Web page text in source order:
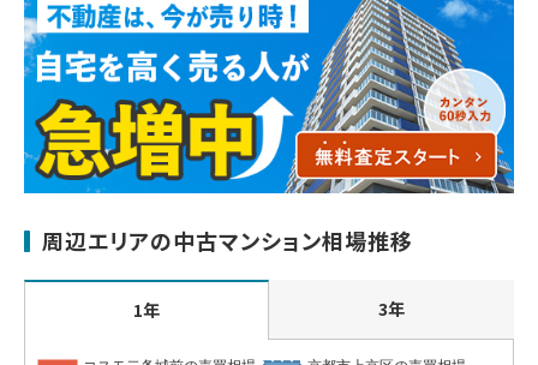
周辺エリアの中古マンション相場推移
1年 3年